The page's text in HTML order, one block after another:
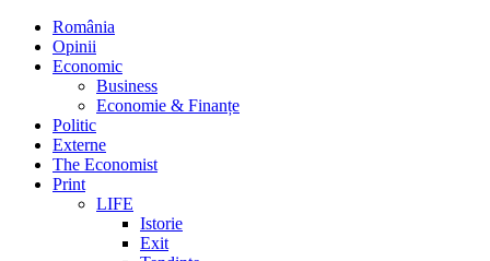
România
Opinii
Economic
Business
Economie & Finanțe
Politic
Externe
The Economist
Print
LIFE
Istorie
Exit